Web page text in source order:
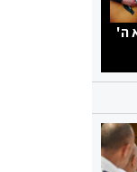
ה'